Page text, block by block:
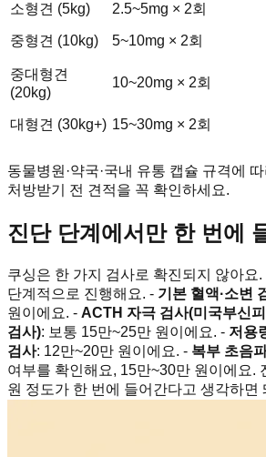
소형견 (5kg)
2.5~5mg × 2회
중형견 (10kg) 5~10mg × 2회
중대형견
(20kg)
10~20mg × 2회
대형견 (30kg+) 15~30mg × 2회
동물병원·약국·국내 유통 캡슐 규격에
처방받기 전 견적을 꼭 확인하세요.
진단 단계에서만 한 번에
쿠싱은 한 가지 검사로 확진되지 않아요
단계적으로 진행해요. - 기본 혈액·소변
원이에요. - ACTH 자극 검사(미국부신
검사): 보통 15만~25만 원이에요. - 저용
검사: 12만~20만 원이에요. - 복부 초음
여부를 확인해요, 15만~30만 원이에요.
원 정도가 한 번에 들어간다고 생각하면